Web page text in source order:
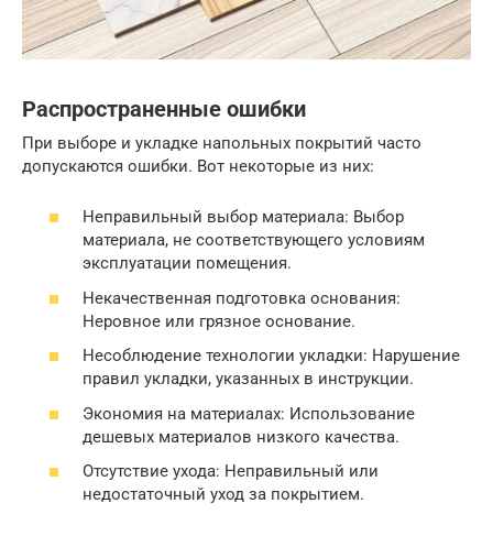
Распространенные ошибки
При выборе и укладке напольных покрытий часто
допускаются ошибки. Вот некоторые из них:
Неправильный выбор материала: Выбор
материала, не соответствующего условиям
эксплуатации помещения.
Некачественная подготовка основания:
Неровное или грязное основание.
Несоблюдение технологии укладки: Нарушение
правил укладки, указанных в инструкции.
Экономия на материалах: Использование
дешевых материалов низкого качества.
Отсутствие ухода: Неправильный или
недостаточный уход за покрытием.